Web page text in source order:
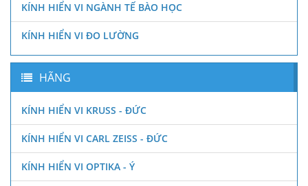
KÍNH HIỂN VI NGÀNH TẾ BÀO HỌC
KÍNH HIỂN VI ĐO LƯỜNG
HÃNG
KÍNH HIỂN VI KRUSS - ĐỨC
KÍNH HIỂN VI CARL ZEISS - ĐỨC
KÍNH HIỂN VI OPTIKA - Ý